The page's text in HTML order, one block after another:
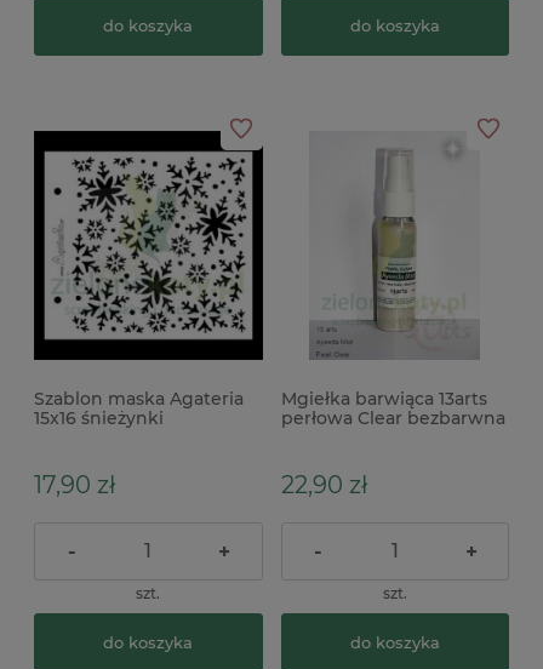
do koszyka do koszyka
Szablon maska Agateria
15x16 śnieżynki
17,90 zł
- +
szt.
do koszyka
Mgiełka barwiąca 13arts
perłowa Clear bezbarwna
22,90 zł
- +
szt.
do koszyka